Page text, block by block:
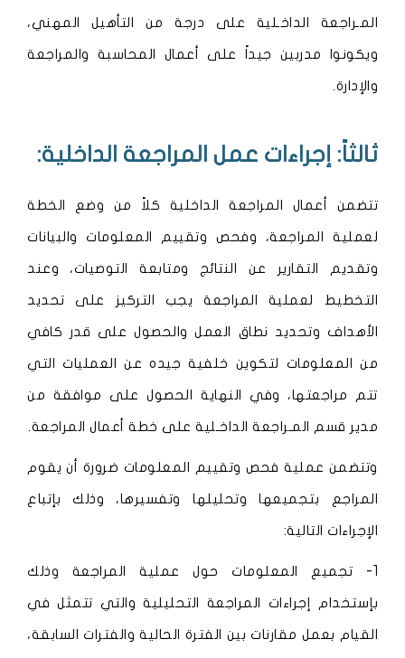
المـراجعة الداخـلية على درجة من التأهيل المهني،
ويكونوا مدربين جيداً على أعمال المحاسبة والمراجعة
والإدارة.
ثالثاً: إجراءات عمل المراجعة الداخلية:
تتضمن أعمال المراجعة الداخلية كلاً من وضع الخطة
لعملية المراجعة، وفحص وتقييم المعلومات والبيانات
وتقديم التقارير عن النتائج ومتابعة التوصيات، وعند
التخطيط لعملية المراجعة يجب التركيز على تحديد
الأهداف وتحديد نطاق العمل والحصول على قدر كافي
من المعلومات لتكوين خلفية جيده عن العمليات التي
تتم مراجعتها، وفي النهاية الحصول على موافقة من
مدير قسم المـراجعة الداخـلية على خطة أعمال المراجعة.
وتتضمن عملية فحص وتقييم المعلومات ضرورة أن يقوم
المراجع بتجميعها وتحليلها وتفسيرها، وذلك بإتباع
الإجراءات التالية:
1- تجميع المعلومات حول عملية المراجعة وذلك
بإستخدام إجراءات المراجعة التحليلية والتي تتمثل في
القيام بعمل مقارنات بين الفترة الحالية والفترات السابقة،